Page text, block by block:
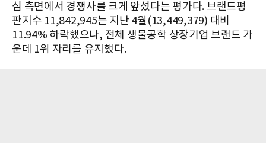
심 측면에서 경쟁사를 크게 앞섰다는 평가다. 브랜드평
판지수 11,842,945는 지난 4월(13,449,379) 대비
11.94% 하락했으나, 전체 생물공학 상장기업 브랜드 가
운데 1위 자리를 유지했다.